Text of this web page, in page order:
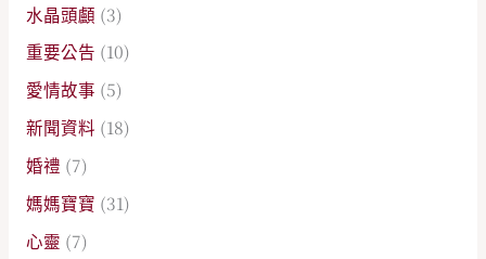
水晶頭顱 (3)
重要公告 (10)
愛情故事 (5)
新聞資料 (18)
婚禮 (7)
媽媽寶寶 (31)
心靈 (7)